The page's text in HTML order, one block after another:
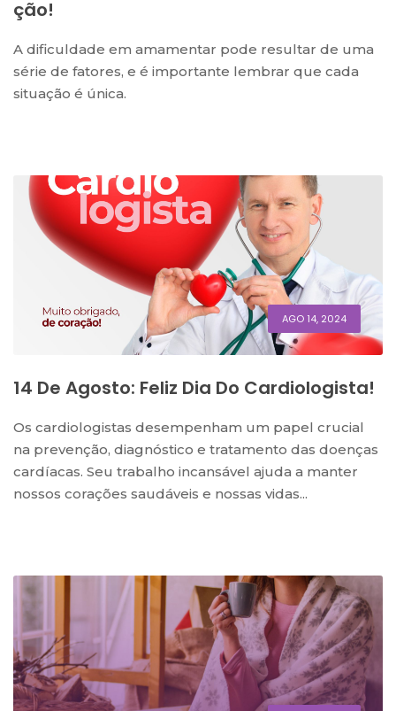
Ção!
A dificuldade em amamentar pode resultar de uma
série de fatores, e é importante lembrar que cada
situação é única.
AGO 14, 2024
14 De Agosto: Feliz Dia Do Cardiologista!
Os cardiologistas desempenham um papel crucial
na prevenção, diagnóstico e tratamento das doenças
cardíacas. Seu trabalho incansável ajuda a manter
nossos corações saudáveis e nossas vidas...